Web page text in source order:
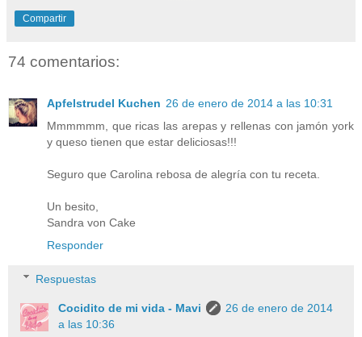
Compartir
74 comentarios:
Apfelstrudel Kuchen 26 de enero de 2014 a las 10:31
Mmmmmm, que ricas las arepas y rellenas con jamón york
y queso tienen que estar deliciosas!!!
Seguro que Carolina rebosa de alegría con tu receta.
Un besito,
Sandra von Cake
Responder
Respuestas
Cocidito de mi vida - Mavi
26 de enero de 2014
a las 10:36